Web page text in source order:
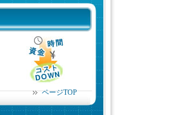
ページTOP